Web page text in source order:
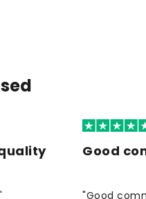
Good
"Good